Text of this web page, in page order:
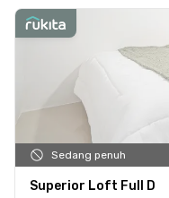
Sedang penuh
Superior Loft Full D